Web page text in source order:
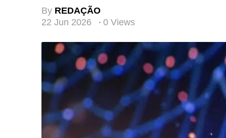
By REDAÇÃO
22 Jun 2026
0 Views